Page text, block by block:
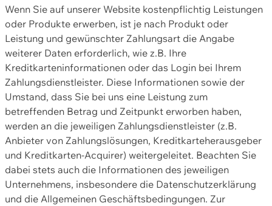
Wenn Sie auf unserer Website kostenpflichtig Leistungen
oder Produkte erwerben, ist je nach Produkt oder
Leistung und gewünschter Zahlungsart die Angabe
weiterer Daten erforderlich, wie z.B. Ihre
Kreditkarteninformationen oder das Login bei Ihrem
Zahlungsdienstleister. Diese Informationen sowie der
Umstand, dass Sie bei uns eine Leistung zum
betreffenden Betrag und Zeitpunkt erworben haben,
werden an die jeweiligen Zahlungsdienstleister (z.B.
Anbieter von Zahlungslösungen, Kreditkarteherausgeber
und Kreditkarten-Acquirer) weitergeleitet. Beachten Sie
dabei stets auch die Informationen des jeweiligen
Unternehmens, insbesondere die Datenschutzerklärung
und die Allgemeinen Geschäftsbedingungen. Zur